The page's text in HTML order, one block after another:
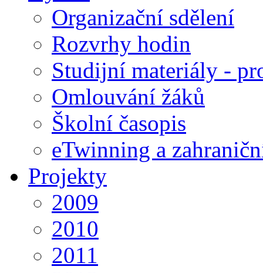
Organizační sdělení
Rozvrhy hodin
Studijní materiály -
Omlouvání žáků
Školní časopis
eTwinning a
Projekty
2009
2010
2011